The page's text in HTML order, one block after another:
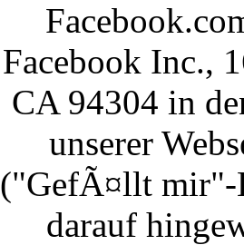
Facebook Inc.,
CA 94304 in
unserer
("GefÃ¤llt mir"-
darauf